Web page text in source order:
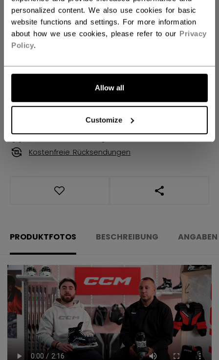
personalized content. We also use cookies for basic
website functions and settings. For more information
about how we use cookies, please refer to our Privacy
Policy.
Allow all
Customize
Regular
MENGE
FILIALVERFÜGBARKEIT
Versandbestimmungen
Kostenfreie Rücksendungen
LINKS ZUM
PRODUKTFOTOS BESCHREIBUNG ANGABEN